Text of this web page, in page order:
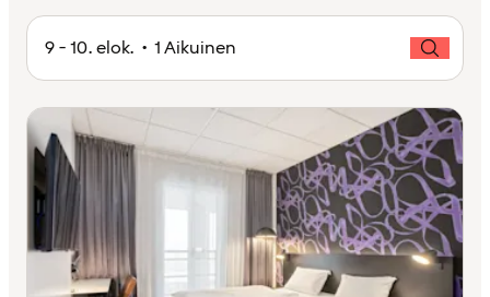
9 - 10. elok. • 1 Aikuinen